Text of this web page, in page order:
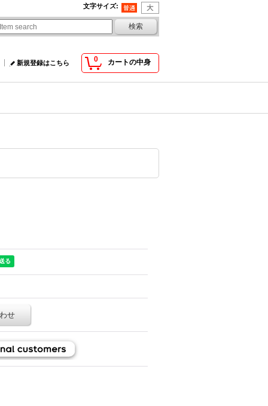
文字サイズ:
0 カートの中身
新規登録はこちら
せ